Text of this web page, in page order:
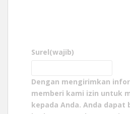
Surel(wajib)
Dengan mengirimkan
memberi kami izin untuk
kepada Anda. Anda dapat